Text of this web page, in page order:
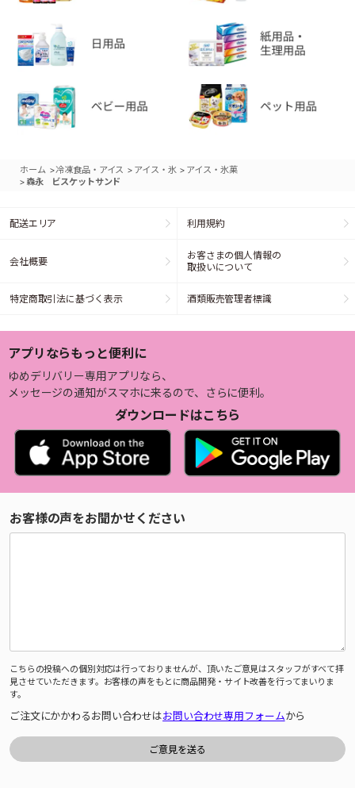
ホーム >冷凍食品・アイス > アイス・氷 > アイス・氷菓
> 森永 ビスケットサンド
配送エリア 利用規約
会社概要
お客さまの個人情報の
取扱いについて
特定商取引法に基づく表示 酒類販売管理者標識
アプリならもっと便利に
ゆめデリバリー専用アプリなら、
メッセージの通知がスマホに来るので、さらに便利。
ダウンロードはこちら
お客様の声をお聞かせください
こちらの投稿への個別対応は行っておりませんが、頂いたご意見はスタッフがすべて拝
見させていただきます。お客様の声をもとに商品開発・サイト改善を行ってまいりま
す。
ご注文にかかわるお問い合わせはお問い合わせ専用フォームから